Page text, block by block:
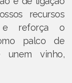
recursos
e reforça o
palco de
unem vinho,